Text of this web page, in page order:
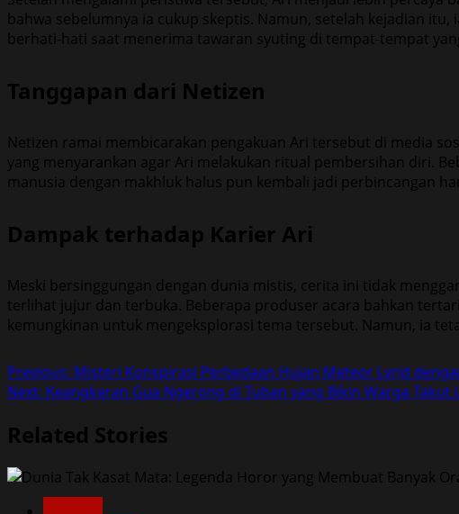
bahwa sebelumnya ia cukup skeptis. Namun, setelah kejadian
berhati-hati saat menerima tawaran syuting di tempat-tempat
Tanggapan dari Netizen
Netizen ramai membicarakan pengakuan Ari tersebut di media
yang menyarankan agar Ari melakukan ritual pembersihan diri.
manusia dengan makhluk halus pun kembali jadi perbincangan
Dampak terhadap Karier Ari
Meski bersinggungan dengan dunia mistis, cerita ini tidak
terlihat jujur dan terbuka. Beberapa produser acara bahkan
kemungkinan untuk mengeksplorasi tema tersebut. Namun, ia
Post
navigation
Previous: Misteri Konspirasi Perbedaan Hujan Meteor Lyrid
Next: Keangkeran Gua Ngerong di Tuban yang Bikin Warga Takut
Related Stories